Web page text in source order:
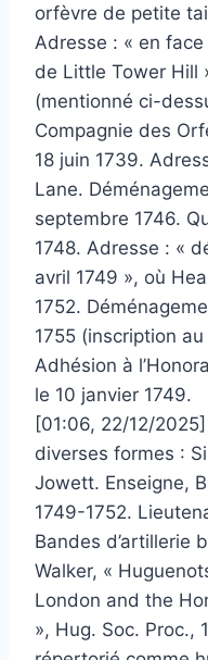
orfèvre de petite
Adresse : « en
de Little Tower Hill
(mentionné ci-
Compagnie des
18 juin 1739.
Lane.
septembre 1746.
1748. Adresse : «
avril 1749 », où
1752.
1755 (inscription
Adhésion à
le 10 janvier 1749.
[01:06, 22/12/
diverses formes :
Jowett. Enseigne,
1749-1752.
Bandes d’artillerie
Walker, «
London and the
», Hug. Soc. Proc.,